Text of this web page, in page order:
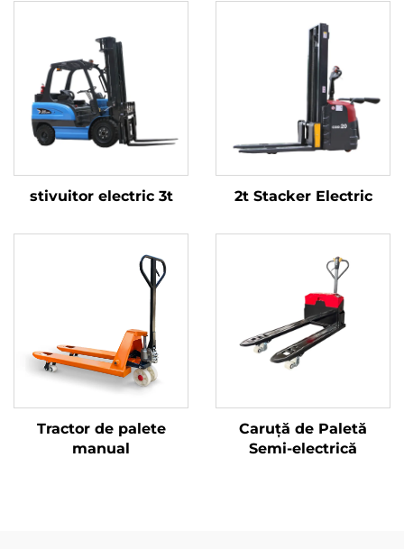
stivuitor electric 3t 2t Stacker Electric
Tractor de palete
manual
Caruță de Paletă
Semi-electrică